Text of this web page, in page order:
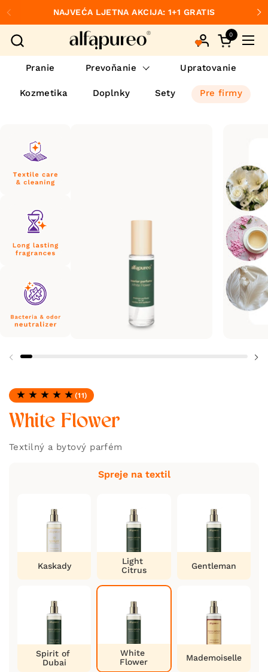
Preskočiť na obsah
Predchádzajúce
NAJVEĆA LJETNA AKCIJA: 1+1 GRATIS
Otvorte
0
Pranie Prevoňanie Upratovanie
Kozmetika Doplnky Sety Pre firmy
Hodnotenie: 5.0 z 5
(11)
White Flower
Textilný a bytový parfém
Spreje na textil
Kaskady
Light
Citrus
Gentleman
Spirit of
Dubai
White
Flower
Mademoiselle